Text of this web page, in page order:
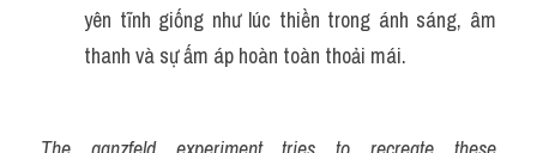
yên tĩnh giống như lúc thiền trong ánh sáng, âm
thanh và sự ấm áp hoàn toàn thoải mái.